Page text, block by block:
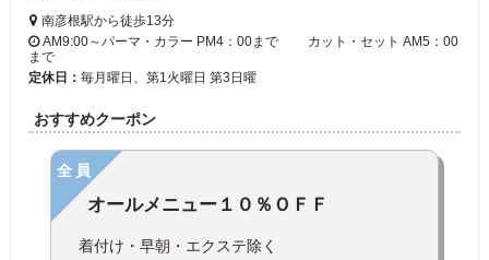
南彦根駅から徒歩13分
AM9:00～パーマ・カラー PM4：00まで カット・セット AM5：00
まで
定休日： 毎月曜日、第1火曜日 第3日曜
おすすめクーポン
全員
オールメニュー１０％ＯＦＦ
着付け・早朝・エクステ除く